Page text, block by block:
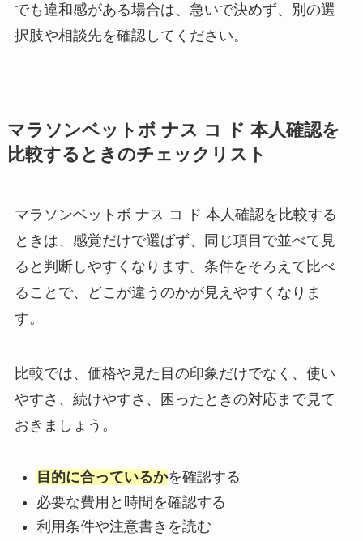
でも違和感がある場合は、急いで決めず、別の選
択肢や相談先を確認してください。
マラソンベットボ ナス コ ド 本人確認を
比較するときのチェックリスト
マラソンベットボ ナス コ ド 本人確認を比較する
ときは、感覚だけで選ばず、同じ項目で並べて見
ると判断しやすくなります。条件をそろえて比べ
ることで、どこが違うのかが見えやすくなりま
す。
比較では、価格や見た目の印象だけでなく、使い
やすさ、続けやすさ、困ったときの対応まで見て
おきましょう。
目的に合っているかを確認する
必要な費用と時間を確認する
利用条件や注意書きを読む